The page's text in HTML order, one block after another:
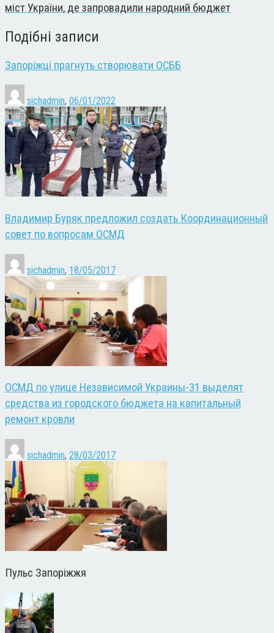
міст України, де запровадили народний бюджет
Подібні записи
Запоріжці прагнуть створювати ОСББ
sichadmin, 06/01/2022
Владимир Буряк предложил создать Координационный
совет по вопросам ОСМД
sichadmin, 18/05/2017
ОСМД по улице Независимой Украины-31 выделят
средства из городского бюджета на капитальный
ремонт кровли
sichadmin, 28/03/2017
Пульс Запоріжжя